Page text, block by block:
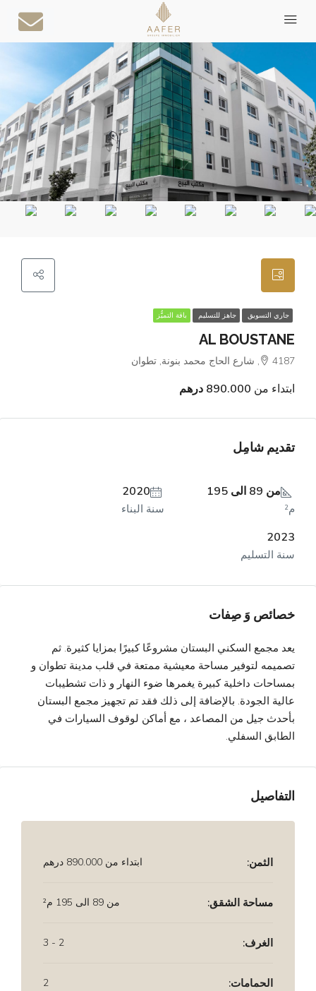
جاري التسويق جاهز للتسليم باقة التميُّز
AL BOUSTANE
4187, شارع الحاج محمد بنونة, تطوان
ابتداء من 890.000 درهم
تقديم شامِل
من 89 الى 195
م²
2020
سنة البناء
2023
سنة التسليم
خصائص وَ صِفات
يعد مجمع السكني البستان مشروعًا كبيرًا بمزايا كثيرة. ثم
تصميمه لتوفير مساحة معيشية ممتعة في قلب مدينة تطوان و
بمساحات داخلية كبيرة يغمرها ضوء النهار و ذات تشطيبات
عالية الجودة. بالإضافة إلى ذلك فقد تم تجهيز مجمع البستان
بأحدث جيل من المصاعد ، مع أماكن لوقوف السيارات في
الطابق السفلي.
التفاصيل
الثمن: ابتداء من
مساحة الشقق: من 89 الى 195 م²
الغرف: 2 - 3
الحمامات: 2